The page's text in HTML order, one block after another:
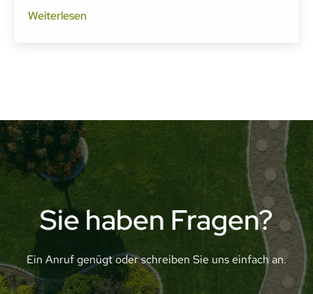
Weiterlesen
Sie haben Fragen?
Ein Anruf genügt oder schreiben Sie uns einfach an.